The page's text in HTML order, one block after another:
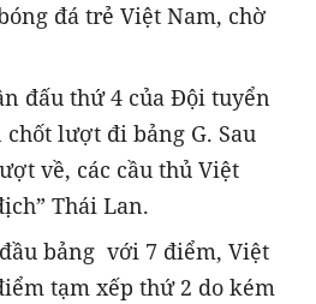
đá trẻ Việt Nam, chờ
đấu thứ 4 của Đội tuyển
lượt đi bảng G. Sau
về, các cầu thủ Việt
Thái Lan.
bảng với 7 điểm, Việt
tạm xếp thứ 2 do kém